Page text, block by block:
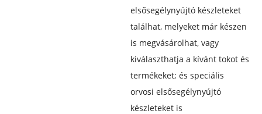
elsősegélynyújtó készleteket
találhat, melyeket már készen
is megvásárolhat, vagy
kiválaszthatja a kívánt tokot és
termékeket; és speciális
orvosi elsősegélynyújtó
készleteket is